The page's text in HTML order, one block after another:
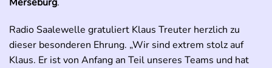
Radio Saalewelle gratuliert Klaus Treuter herzlich zu
dieser besonderen Ehrung. „Wir sind extrem stolz auf
Klaus. Er ist von Anfang an Teil unseres Teams und hat